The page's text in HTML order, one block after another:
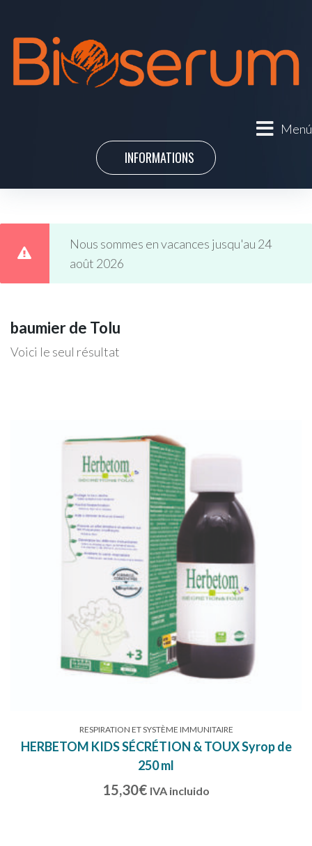
Menú
INFORMATIONS
Nous sommes en vacances jusqu'au 24
août 2026
baumier de Tolu
Voici le seul résultat
RESPIRATION ET SYSTÈME IMMUNITAIRE
HERBETOM KIDS SÉCRÉTION & TOUX Syrop de
250 ml
15,30€ IVA incluido